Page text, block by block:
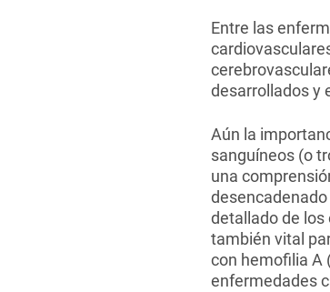
Entre las
desarrollados y
Aún la
sanguíneos (o
una
detallado de
también vital
con hemofilia A
enfermedades